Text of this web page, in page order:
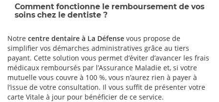
Comment fonctionne le remboursement de vos
soins chez le dentiste ?
Notre centre dentaire à La Défense vous propose de
simplifier vos démarches administratives grâce au tiers
payant. Cette solution vous permet d’éviter d’avancer les frais
médicaux remboursés par l’Assurance Maladie et, si votre
mutuelle vous couvre à 100 %, vous n’aurez rien à payer à
l’issue de votre consultation. Il vous suffit de présenter votre
carte Vitale à jour pour bénéficier de ce service.